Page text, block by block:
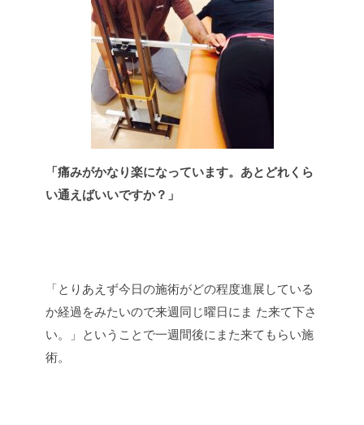
「痛みがかなり楽になっています。あとどれくら
い通えばいいですか？」
「とりあえず今日の施術がどの程度進展している
か経過をみたいので来週同じ曜日にま た来て下さ
い。」ということで一週間後にまた来てもらい施
術。